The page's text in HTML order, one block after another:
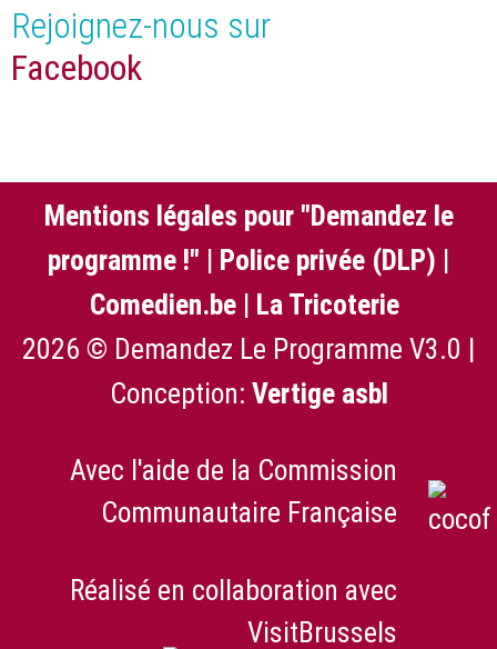
Rejoignez-nous sur
Facebook
Mentions légales pour "Demandez le
programme !" | Police privée (DLP) |
Comedien.be | La Tricoterie
2026 © Demandez Le Programme V3.0 |
Conception: Vertige asbl
Avec l'aide de la Commission
Communautaire Française
Réalisé en collaboration avec
VisitBrussels